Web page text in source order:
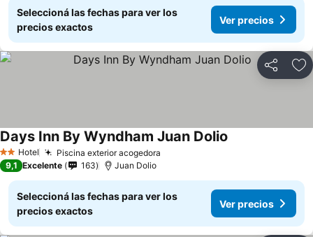
Seleccioná las fechas para ver los
precios exactos
Ver precios
Compartir
2 Estrellas
Hotel Piscina exterior acogedora
Days Inn By Wyndham Juan Dolio
9,1 Excelente 163 Juan Dolio
Seleccioná las fechas para ver los
precios exactos
Ver precios